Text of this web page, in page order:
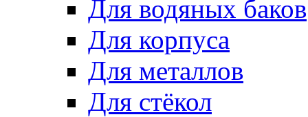
Для водяных баков
Для корпуса
Для металлов
Для стёкол